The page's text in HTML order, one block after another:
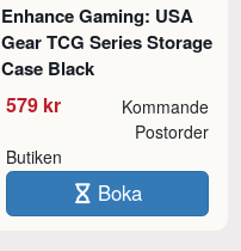
Enhance Gaming: USA
Gear TCG Series Storage
Case Black
579 kr Kommande
Butiken
Postorder
Boka